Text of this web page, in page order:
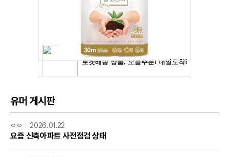
유머 게시판
ㅇㅇ 2026.01.22
요즘 신축아파트 사전점검 상태